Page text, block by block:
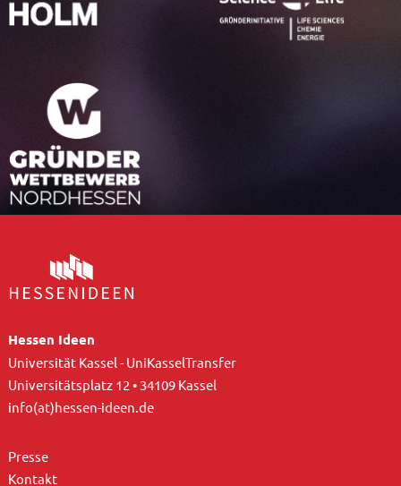
Hessen Ideen
Universität Kassel - UniKasselTransfer
Universitätsplatz 12 • 34109 Kassel
info(at)hessen-ideen.de
Presse
Kontakt